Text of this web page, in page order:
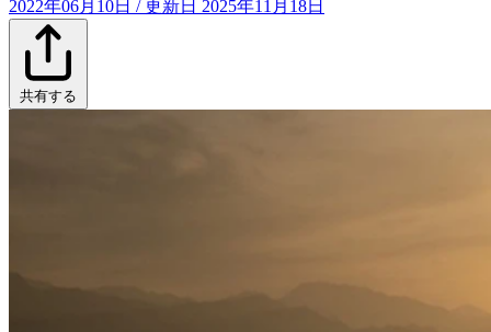
2022年06月10日 / 更新日 2025年11月18日
共有する